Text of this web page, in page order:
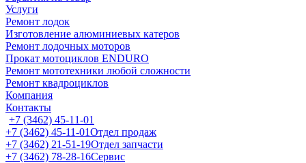
Услуги
Ремонт лодок
Изготовление алюминиевых катеров
Ремонт лодочных моторов
Прокат мотоциклов ENDURO
Ремонт мототехники любой сложности
Ремонт квадроциклов
Компания
Контакты
+7 (3462) 45-11-01
+7 (3462) 45-11-01Отдел продаж
+7 (3462) 21-51-19Отдел запчасти
+7 (3462) 78-28-16Сервис